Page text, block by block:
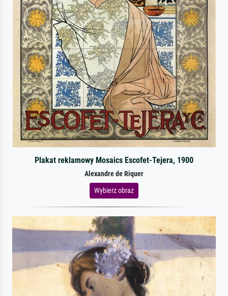
Plakat reklamowy Mosaics Escofet-Tejera, 1900
Alexandre de Riquer
Wybierz obraz